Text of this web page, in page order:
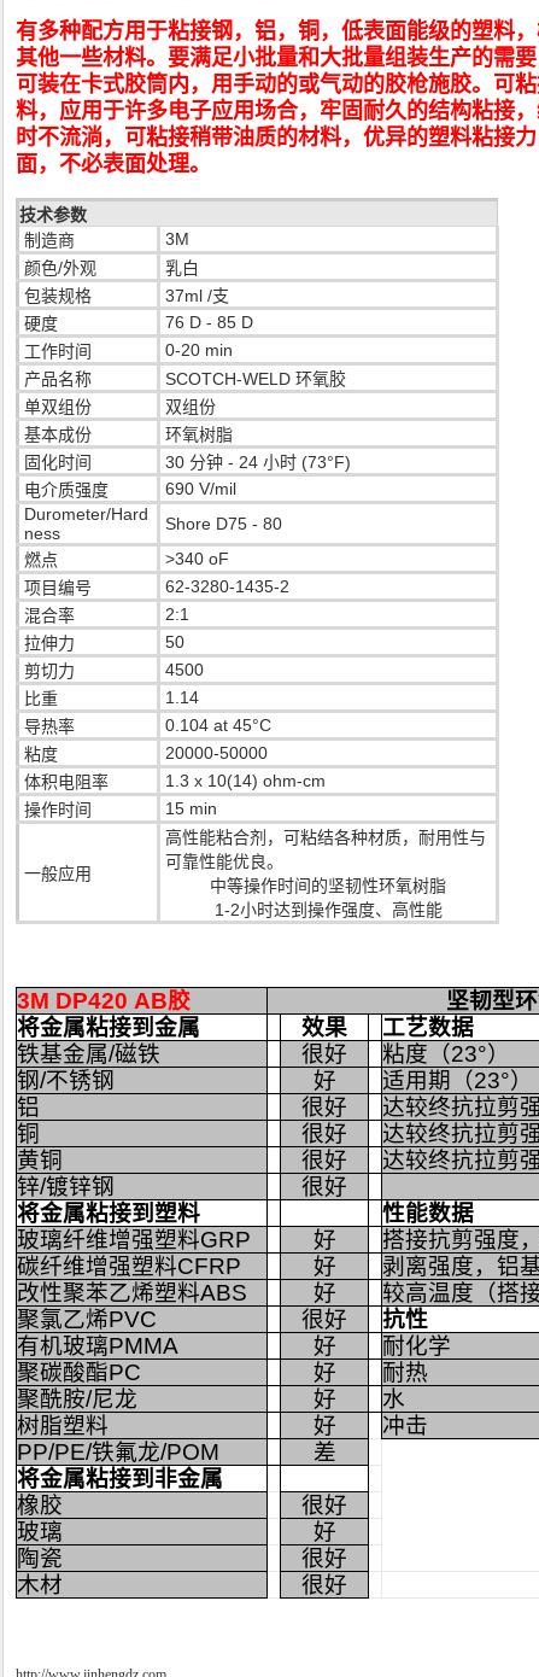
有多种配方用于粘接钢，铝，铜，低表面能级的塑料
其他一些材料。要满足小批量和大批量组装生产的需
可装在卡式胶筒内，用手动的或气动的胶枪施胶。可
料，应用于许多电子应用场合，牢固耐久的结构粘接
时不流淌，可粘接稍带油质的材料，优异的塑料粘接
面，不必表面处理。
技术参数
制造商
3M
颜色/外观
乳白
包装规格
37ml /支
硬度
76 D - 85 D
工作时间
0-20 min
产品名称
SCOTCH-WELD 环氧胶
单双组份
双组份
基本成份
环氧树脂
固化时间
30 分钟 - 24 小时 (73°F)
电介质强度
690 V/mil
Durometer/Hard
ness
Shore D75 - 80
燃点
>340 oF
项目编号
62-3280-1435-2
混合率
2:1
拉伸力
50
剪切力
4500
比重
1.14
导热率
0.104 at 45°C
粘度
20000-50000
体积电阻率
1.3 x 10(14) ohm-cm
操作时间
15 min
一般应用
高性能粘合剂，可粘结各种材质，耐用性与
可靠性能优良。
中等操作时间的坚韧性环氧树脂
1-2小时达到操作强度、高性能
3M DP420 AB胶
坚韧型
将金属粘接到金属
效果 工艺数据
铁基金属/磁铁
很好 粘度（23°）
钢/不锈钢
好 适用期（23°）
铝
很好 达较终抗拉剪
铜
很好 达较终抗拉剪
黄铜
很好 达较终抗拉剪
锌/镀锌钢
很好
将金属粘接到塑料
性能数据
玻璃纤维增强塑料GRP
好 搭接抗剪强度
碳纤维增强塑料CFRP
好 剥离强度，铝
改性聚苯乙烯塑料ABS
好 较高温度（搭
聚氯乙烯PVC
很好
抗性
有机玻璃PMMA
好 耐化学
聚碳酸酯PC
好 耐热
聚酰胺/尼龙
好 水
树脂塑料
好 冲击
PP/PE/铁氟龙/POM
差
将金属粘接到非金属
橡胶
很好
玻璃
好
陶瓷
很好
木材
很好